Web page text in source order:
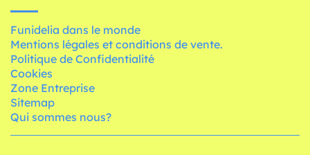
Funidelia dans le monde
Mentions légales et conditions de vente.
Politique de Confidentialité
Cookies
Zone Entreprise
Sitemap
Qui sommes nous?